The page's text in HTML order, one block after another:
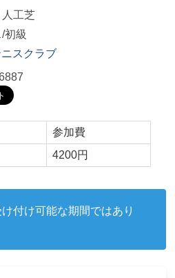
工芝
初級
スクラブ
参加費
4200円
付け可能な期間ではあり